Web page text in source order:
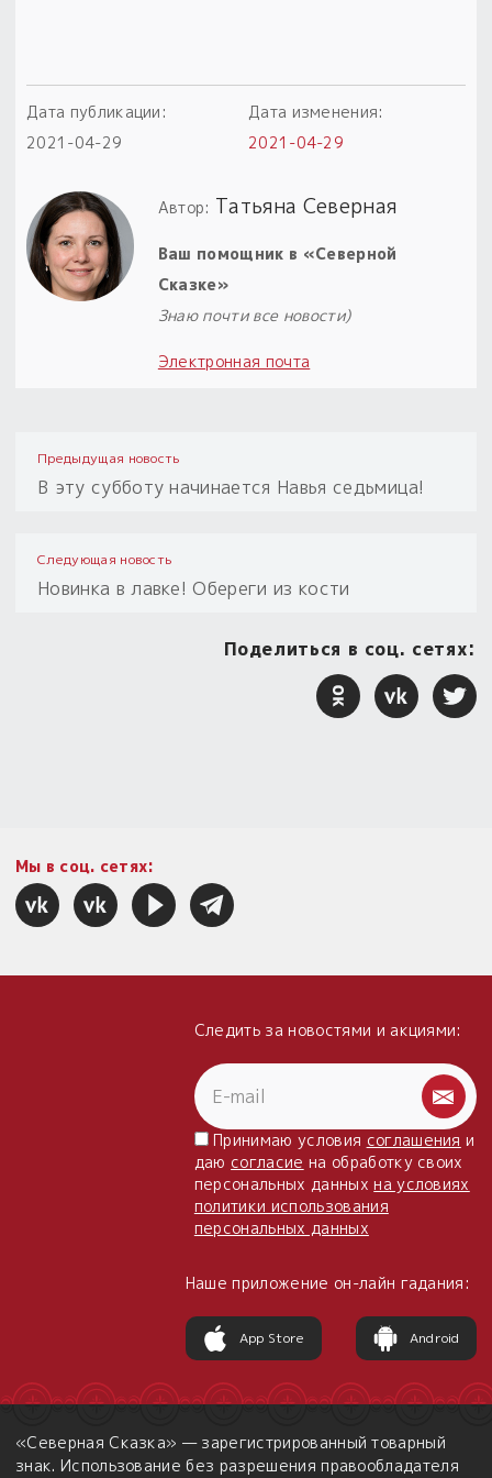
Дата публикации:
2021-04-29
Дата изменения:
2021-04-29
Автор: Татьяна Северная
Ваш помощник в «Северной
Сказке»
Знаю почти все новости)
Электронная почта
Предыдущая новость
В эту субботу начинается Навья седьмица!
Следующая новость
Новинка в лавке! Обереги из кости
Поделиться в соц. сетях:
Мы в соц. сетях:
Следить за новостями и акциями:
Принимаю условия соглашения и
даю согласие на обработку своих
персональных данныхна условиях
политики использования
персональных данных
Наше приложение он-лайн гадания:
App Store Android
«Северная Сказка» — зарегистрированный товарный
знак. Использование без разрешения правообладателя